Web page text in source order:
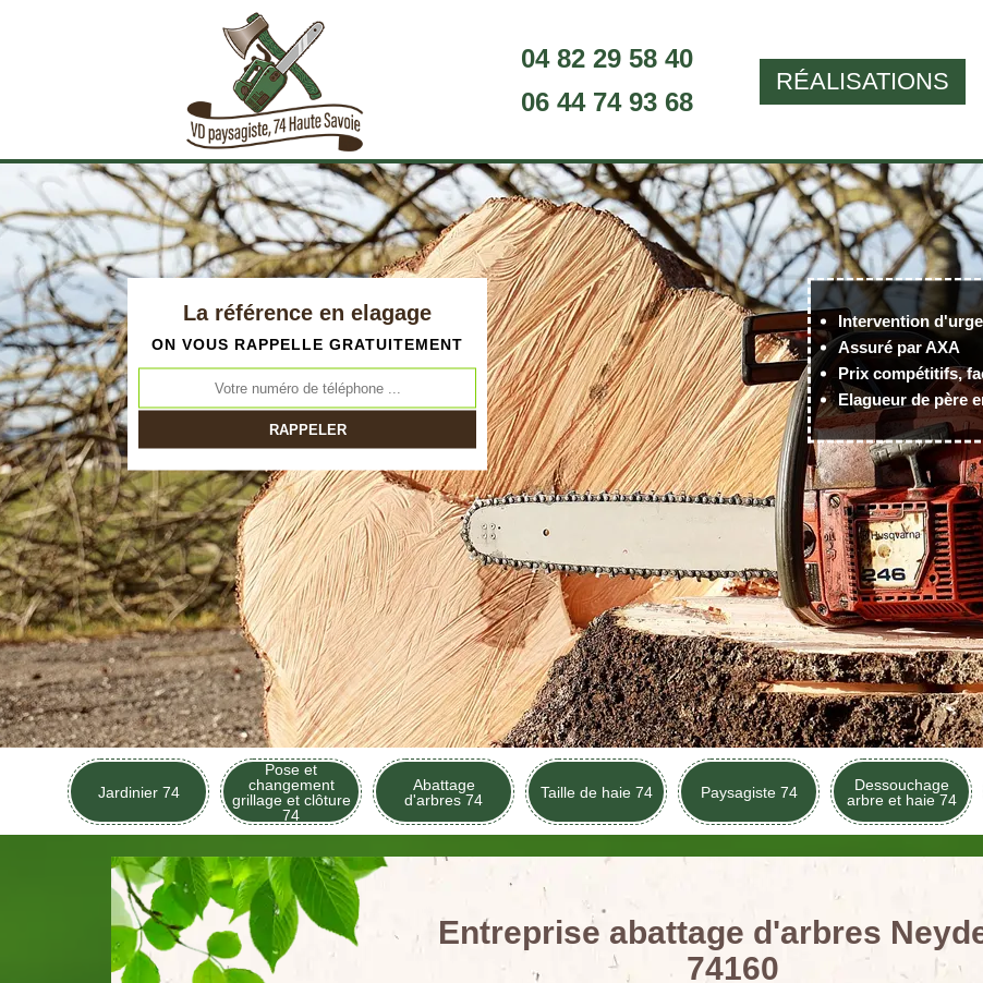
04 82 29 58 40
06 44 74 93 68
RÉALISATIONS
La référence en elagage
ON VOUS RAPPELLE GRATUITEMENT
Intervention
Assuré par AXA
Prix compétitifs,
Elagueur de père
Jardinier 74
Pose et
changement
grillage et clôture
74
Abattage
d'arbres 74
Taille de haie 74 Paysagiste 74
Dessouchage
arbre et haie 74
Entreprise abattage d'arbres
74160